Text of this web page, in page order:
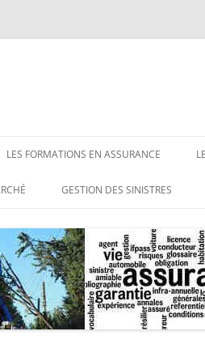
LES FORMATIONS EN ASSURANCE
BTS ASSURANCE BAC + 2
ASSURANCE BAC + 3
MASTERS ASSURANCE BAC + 5
GESTION DES SINISTRES